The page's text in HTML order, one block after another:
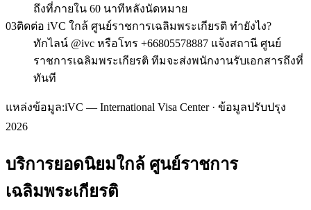
ถึงที่ภายใน 60 นาทีหลังนัดหมาย
03ติดต่อ iVC ใกล้ ศูนย์ราชการเฉลิมพระเกียรติ ทำยังไง?
ทักไลน์ @ivc หรือโทร +66805578887 แจ้งสถานี ศูนย์
ราชการเฉลิมพระเกียรติ ทีมจะส่งพนักงานรับเอกสารถึงที่
ทันที
แหล่งข้อมูล:iVC — International Visa Center · ข้อมูลปรับปรุง
2026
บริการยอดนิยมใกล้ ศูนย์ราชการ
เฉลิมพระเกียรติ